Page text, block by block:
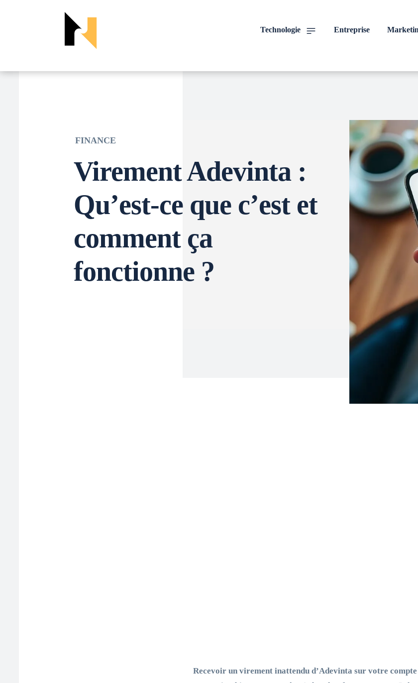
Technologie Entreprise
FINANCE
Virement Adevinta :
Qu’est-ce que c’est et
comment ça
fonctionne ?
Recevoir un virement inattendu d’Adevinta sur votre